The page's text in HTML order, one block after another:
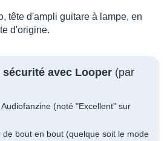
tête d'ampli guitare à lampe, en
d'origine.
avec Looper (par
(noté "Excellent" sur
de bout en bout (quelque soit le mode